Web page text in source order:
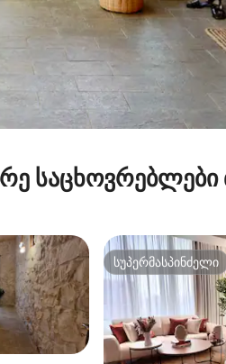
სუპერმასპინძელი
სუპერმასპინძელი